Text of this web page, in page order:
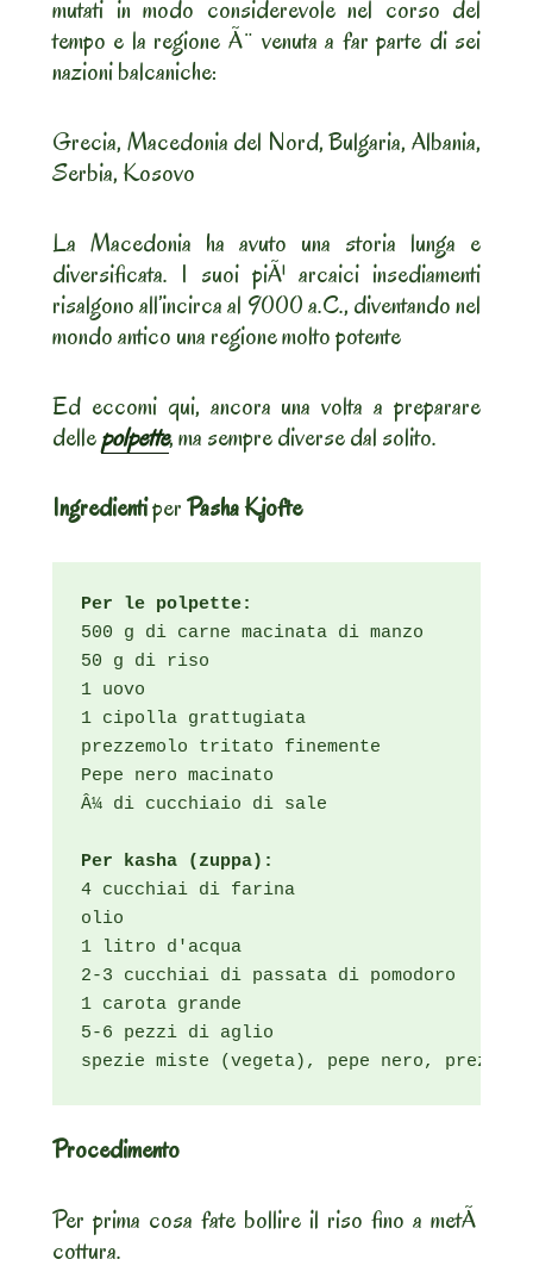
mutati in modo considerevole nel corso del
tempo e la regione Ã¨ venuta a far parte di sei
nazioni balcaniche:
Grecia, Macedonia del Nord, Bulgaria, Albania,
Serbia, Kosovo
La Macedonia ha avuto una storia lunga e
diversificata. I suoi piÃ¹ arcaici insediamenti
risalgono all’incirca al 9000 a.C., diventando nel
mondo antico una regione molto potente
Ed eccomi qui, ancora una volta a preparare
dellepolpette, ma sempre diverse dal solito.
IngredientiperPasha Kjofte
Per le polpette:
500 g di carne macinata di manzo
50 g di riso
1 uovo
1 cipolla grattugiata
prezzemolo tritato finemente
Pepe nero macinato
Â¼ di cucchiaio di sale
Per kasha (zuppa):
4 cucchiai di farina
olio
1 litro d'acqua
2-3 cucchiai di passata di pomodoro
1 carota grande
5-6 pezzi di aglio
spezie miste (vegeta), pepe nero,
Procedimento
Per prima cosa fate bollire il riso fino a metÃ
cottura.